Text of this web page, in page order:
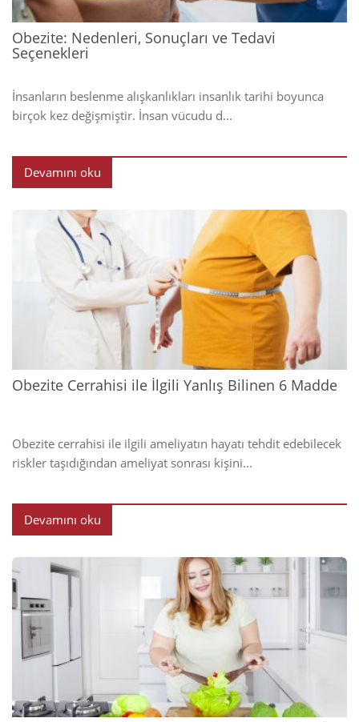
Obezite: Nedenleri, Sonuçları ve Tedavi
Seçenekleri
İnsanların beslenme alışkanlıkları insanlık tarihi boyunca
birçok kez değişmiştir. İnsan vücudu d...
Devamını oku
Obezite Cerrahisi ile İlgili Yanlış Bilinen 6 Madde
Obezite cerrahisi ile ilgili ameliyatın hayatı tehdit edebilecek
riskler taşıdığından ameliyat sonrası kişini...
Devamını oku
2023